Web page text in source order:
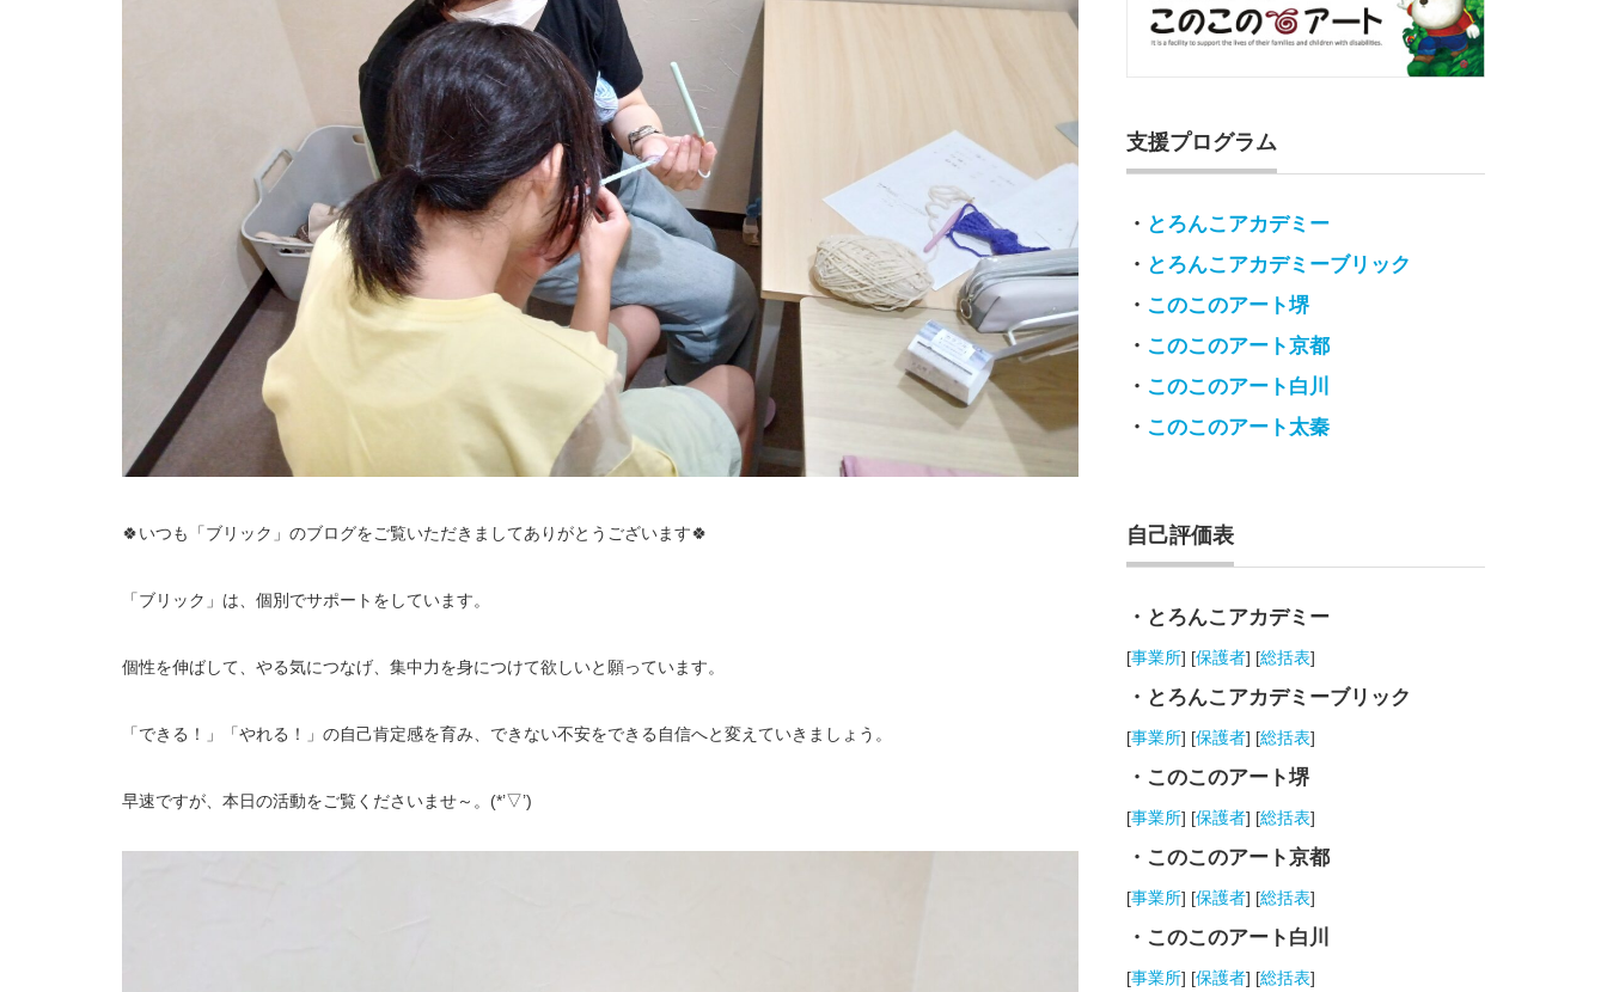
🍀いつも「ブリック」のブログをご覧いただきましてありがとうございます🍀
「ブリック」は、個別でサポートをしています。
個性を伸ばして、やる気につなげ、集中力を身につけて欲しいと願っています。
「できる！」「やれる！」の自己肯定感を育み、できない不安をできる自信へと変えていきましょう。
早速ですが、本日の活動をご覧くださいませ～。(*’▽’)
支援プログラム
・ とろんこアカデミー
・ とろんこアカデミーブリック
・ このこのアート堺
・ このこのアート京都
・ このこのアート白川
・ このこのアート太秦
自己評価表
・とろんこアカデミー
[事業所] [保護者] [総括表]
・とろんこアカデミーブリック
[事業所] [保護者] [総括表]
・このこのアート堺
[事業所] [保護者] [総括表]
・このこのアート京都
[事業所] [保護者] [総括表]
・このこのアート白川
[事業所] [保護者] [総括表]